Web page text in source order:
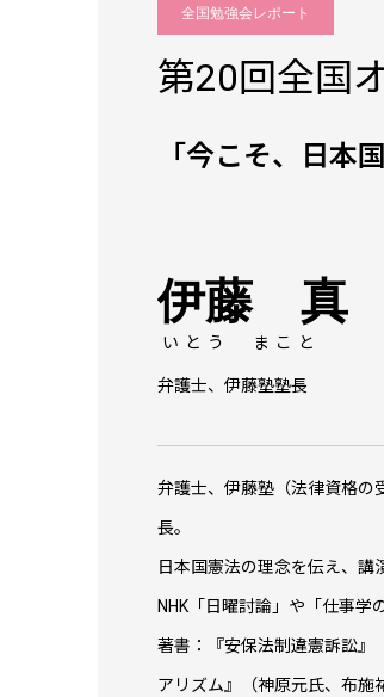
全国勉強会レポート
第20回全国
「今こそ、日本
伊藤 真
いとう まこと
弁護士、伊藤塾塾長
弁護士、伊藤塾（法律資格の
長。
日本国憲法の理念を伝え、講
NHK「日曜討論」や「仕事学
著書：『安保法制違憲訴訟
アリズム』（神原元氏、布施